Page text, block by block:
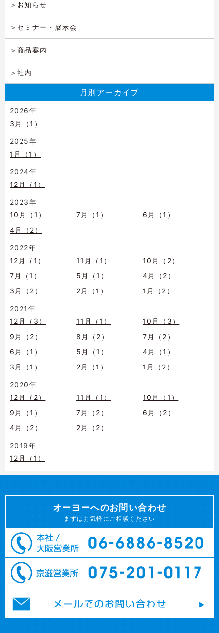
お知らせ
セミナー・展示会
商品案内
社内
月別アーカイブ
2026年
3月（1）
2025年
1月（1）
2024年
12月（1）
2023年
10月（1）
7月（1）
6月（1）
4月（2）
2022年
12月（1）
11月（1）
10月（2）
7月（1）
5月（1）
4月（2）
3月（2）
2月（1） 1月（2）
2021年
12月（3）
11月（1）
10月（3）
9月（2）
8月（2）
7月（2）
6月（1）
5月（1）
4月（1）
3月（1）
2月（1） 1月（2）
2020年
12月（2）
11月（1）
10月（1）
9月（1）
7月（2）
6月（2）
4月（2）
2月（2）
2019年
12月（1）
オーヨーへのお問い合わせ
まずはお気軽にご相談ください